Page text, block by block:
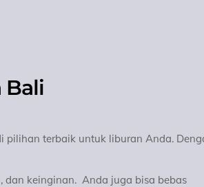
Bali
pilihan terbaik untuk liburan Anda.
dan keinginan. Anda juga bisa bebas